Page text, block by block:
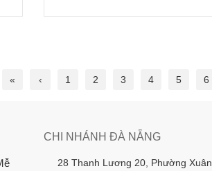
« ‹ 1 2 3 4 5 6
CHI NHÁNH ĐÀ NẴNG
28 Thanh Lương 20, Phường Xuân